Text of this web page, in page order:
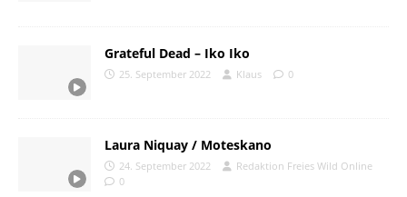
Grateful Dead – Iko Iko
25. September 2022 Klaus 0
Laura Niquay / Moteskano
24. September 2022
Redaktion Freies Wild Online
0